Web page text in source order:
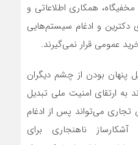
همکاری اطلاعاتی و
دکترین و ادغام سیستم‌هایی
عمومی قرار نمی‌گیرند.
پنهان بودن از چشم دیگران
به ارتقای امنیت ملی تبدیل
می‌تواند پس از ادغام
ناهنجاری برای